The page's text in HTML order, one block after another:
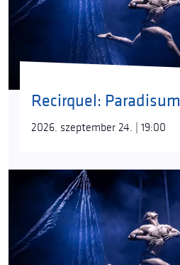
Recirquel: Paradisum
2026. szeptember 24. | 19:00